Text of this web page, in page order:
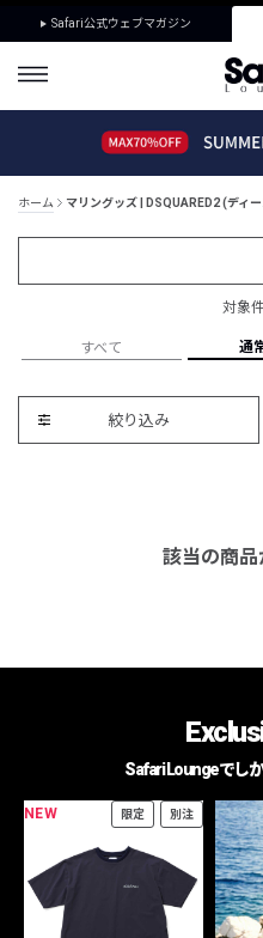
Safari公式ウェブマガジン
ホーム マリングッズ | DSQUARED2 (ディ
対象
すべて 通
絞り込み
該当の商
Safari Loungeでし
NEW 限定 別注